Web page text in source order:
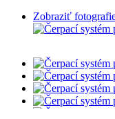
Zobraziť